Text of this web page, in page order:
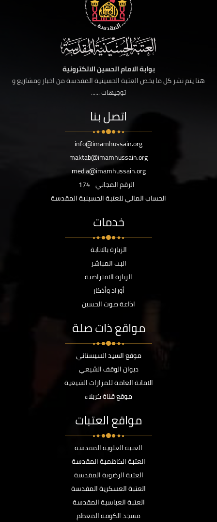
بوابة الامام الحسين الالكترونية
هنا يتم نشر كل ما يخص العتبة الحسينية المقدسة من اخبار ومشاريع و
توجيهات ......
اتصل بنا
info@imamhussain.org
maktab@imamhussain.org
media@imamhussain.org
الرقم المجاني 174
الحساب المالي للعتبة الحسينية المقدسة
خدمات
الزيارة بالانابة
البث المباشر
الزيارة الافتراضية
أوراد وأذكار
اذاعة صوت الحسين
مواقع ذات صلة
موقع السيد السيستاني
ديوان الوقف الشيعي
الامانة العامة للمزارات الشيعية
موقع قناة كربلاء
مواقع العتبات
العتبة العلوية المقدسة
العتبة الكاظمية المقدسة
العتبة الرضوية المقدسة
العتبة العسكرية المقدسة
العتبة العباسية المقدسة
مسجد الكوفة المعظم